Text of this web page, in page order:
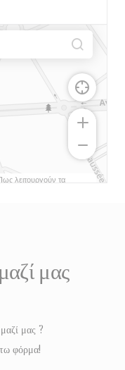
μας
μας ?
φόρμα!